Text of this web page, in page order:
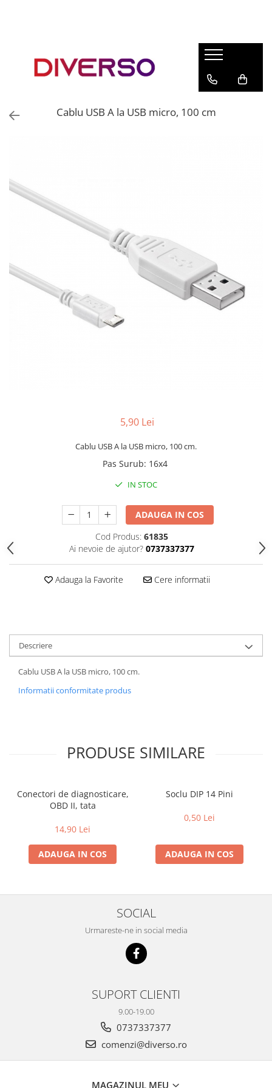
ASA
HIPS
PMMA
MULTIMATERIAL
Cablu USB A la USB micro, 100 cm
5,90 Lei
Cablu USB A la USB micro, 100 cm.
Pas Surub: 16x4
IN STOC
ADAUGA IN COS
Cod Produs: 61835
Ai nevoie de ajutor? 0737337377
Adauga la Favorite Cere informatii
Descriere
Cablu USB A la USB micro, 100 cm.
Informatii conformitate produs
PRODUSE SIMILARE
Conectori de diagnosticare,
OBD II, tata
14,90 Lei
ADAUGA IN COS
Soclu DIP 14 Pini
0,50 Lei
ADAUGA IN COS
SOCIAL
Urmareste-ne in social media
SUPORT CLIENTI
9.00-19.00
0737337377
comenzi@diverso.ro
MAGAZINUL MEU